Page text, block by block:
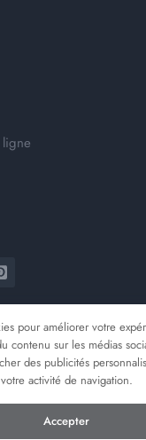
pour améliorer votre
contenu sur les médias
des publicités
votre activité de navigation.
Accepter